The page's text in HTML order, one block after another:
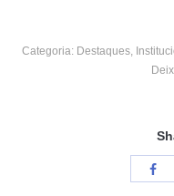
Categoria: Destaques,